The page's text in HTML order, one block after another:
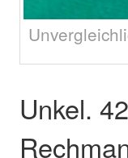
Unkel.